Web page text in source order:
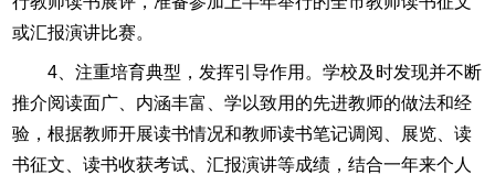
或汇报演讲比赛。
4、注重培育典型，发挥引导作用。学校及时发现并不断
推介阅读面广、内涵丰富、学以致用的先进教师的做法和经
验，根据教师开展读书情况和教师读书笔记调阅、展览、读
书征文、读书收获考试、汇报演讲等成绩，结合一年来个人